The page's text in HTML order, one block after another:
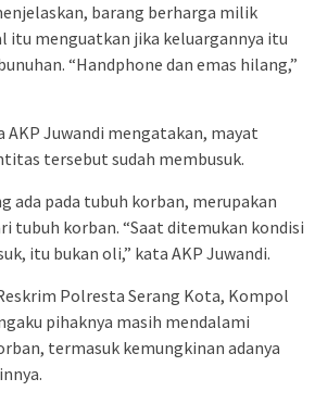
barang berharga milik
itu menguatkan jika keluargannya itu
“Handphone dan emas hilang,”
AKP Juwandi mengatakan, mayat
tersebut sudah membusuk.
ada pada tubuh korban, merupakan
tubuh korban. “Saat ditemukan kondisi
itu bukan oli,” kata AKP Juwandi.
Polresta Serang Kota, Kompol
pihaknya masih mendalami
termasuk kemungkinan adanya